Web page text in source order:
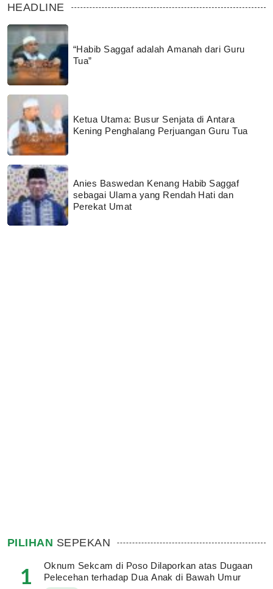
HEADLINE
“Habib Saggaf adalah Amanah dari Guru
Tua”
Ketua Utama: Busur Senjata di Antara
Kening Penghalang Perjuangan Guru Tua
Anies Baswedan Kenang Habib Saggaf
sebagai Ulama yang Rendah Hati dan
Perekat Umat
PILIHAN SEPEKAN
1
Oknum Sekcam di Poso Dilaporkan atas Dugaan
Pelecehan terhadap Dua Anak di Bawah Umur